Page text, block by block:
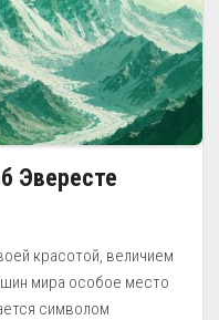
Эвересте
красотой, величием
мира особое место
символом